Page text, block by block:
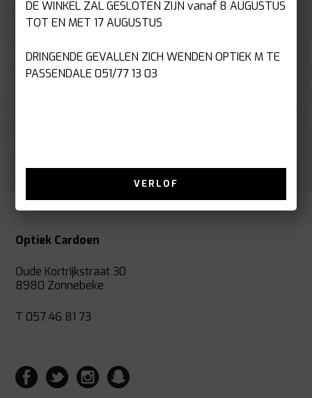
Optiek Cardoen
Oude Kortrijkstraat 30
8980 Zonnebeke
T 057 46 81 73
DE WINKEL ZAL GESLOTEN ZIJN vanaf 8 AUGUSTUS
TOT EN MET 17 AUGUSTUS
DRINGENDE GEVALLEN ZICH WENDEN OPTIEK M TE
PASSENDALE 051/77 13 03
VERLOF